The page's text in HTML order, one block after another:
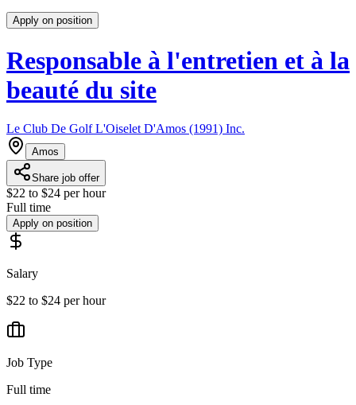
Apply on position
Responsable à l'entretien et à la
beauté du site
Le Club De Golf L'Oiselet D'Amos (1991) Inc.
Amos
Share job offer
$22 to $24 per hour
Full time
Apply on position
Salary
$22 to $24 per hour
Job Type
Full time